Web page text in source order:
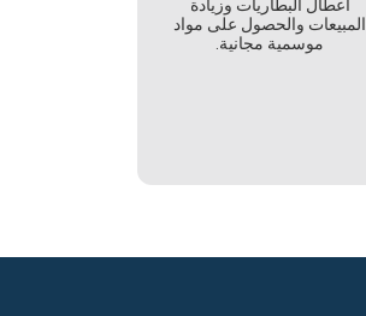
أعطال البطاريات وزيادة
المبيعات والحصول على مواد
موسمية مجانية.